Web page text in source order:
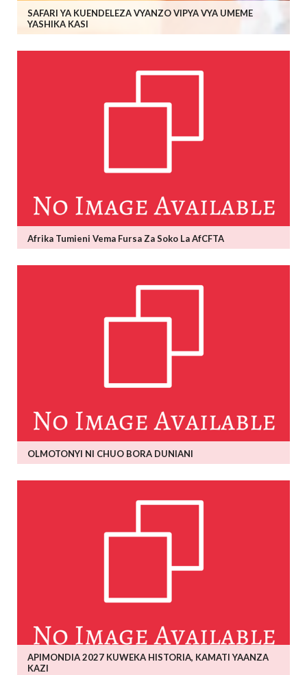
SAFARI YA KUENDELEZA VYANZO VIPYA VYA UMEME
YASHIKA KASI
Afrika Tumieni Vema Fursa Za Soko La AfCFTA
OLMOTONYI NI CHUO BORA DUNIANI
APIMONDIA 2027 KUWEKA HISTORIA, KAMATI YAANZA
KAZI